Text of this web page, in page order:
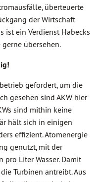
überteuerte
der Wirtschaft
ist ein Verdienst Habecks
übersehen.
gefordert, um die
gesehen sind AKW hier
sind mithin keine
hält sich in einigen
effizient. Atomenergie
genutzt, mit der
pro Liter Wasser. Damit
Turbinen antreibt. Aus